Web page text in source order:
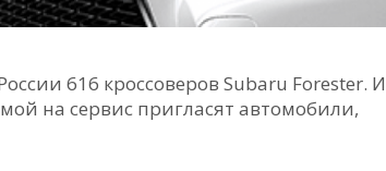
616 кроссоверов Subaru Forester.
на сервис пригласят автомобили,